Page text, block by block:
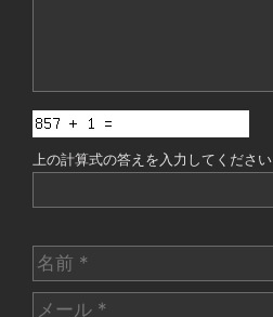
上の計算式の答えを入力してください
名
前
メ